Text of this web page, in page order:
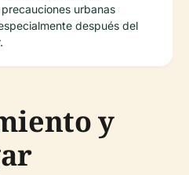
urbanas
después del
y